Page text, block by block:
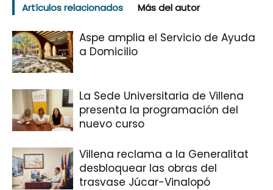
Artículos relacionados Más del autor
Aspe amplia el Servicio de Ayuda
a Domicilio
La Sede Universitaria de Villena
presenta la programación del
nuevo curso
Villena reclama a la Generalitat
desbloquear las obras del
trasvase Júcar-Vinalopó